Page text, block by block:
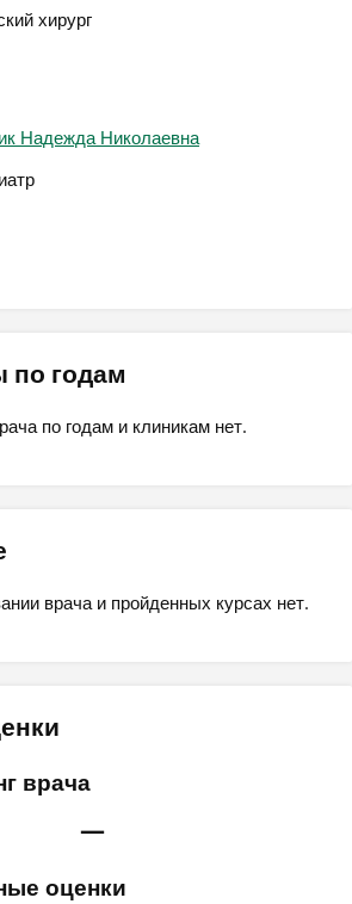
хирург
Надежда Николаевна
по годам
по годам и клиникам нет.
врача и пройденных курсах нет.
врача
—
оценки